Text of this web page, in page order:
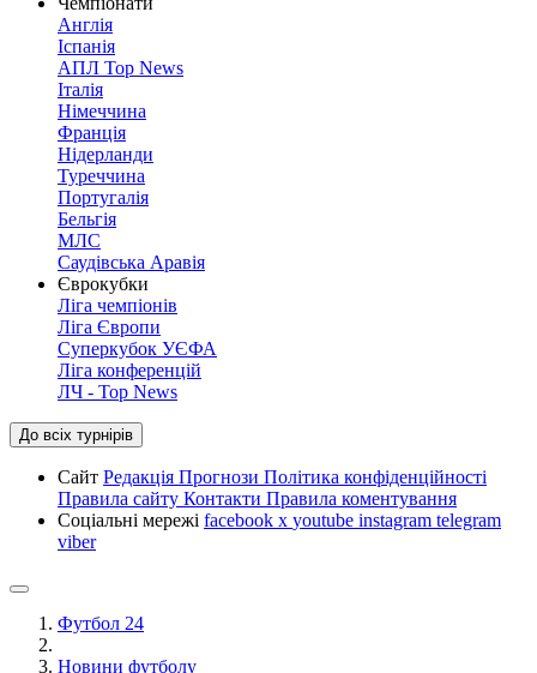
Англія
Іспанія
АПЛ Top News
Італія
Німеччина
Франція
Нідерланди
Туреччина
Португалія
Бельгія
МЛС
Саудівська Аравія
Єврокубки
Ліга чемпіонів
Ліга Європи
Суперкубок УЄФА
Ліга конференцій
ЛЧ - Top News
До всіх турнірів
Сайт Редакція Прогнози Політика конфіденційності
Правила сайту Контакти Правила коментування
Соціальні мережі facebook x youtube instagram telegram
viber
Футбол 24
Новини футболу